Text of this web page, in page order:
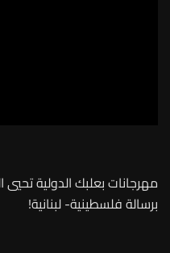
مهرجانات بعلبك الدولية
برسالة فلسطينية- لبنانية!